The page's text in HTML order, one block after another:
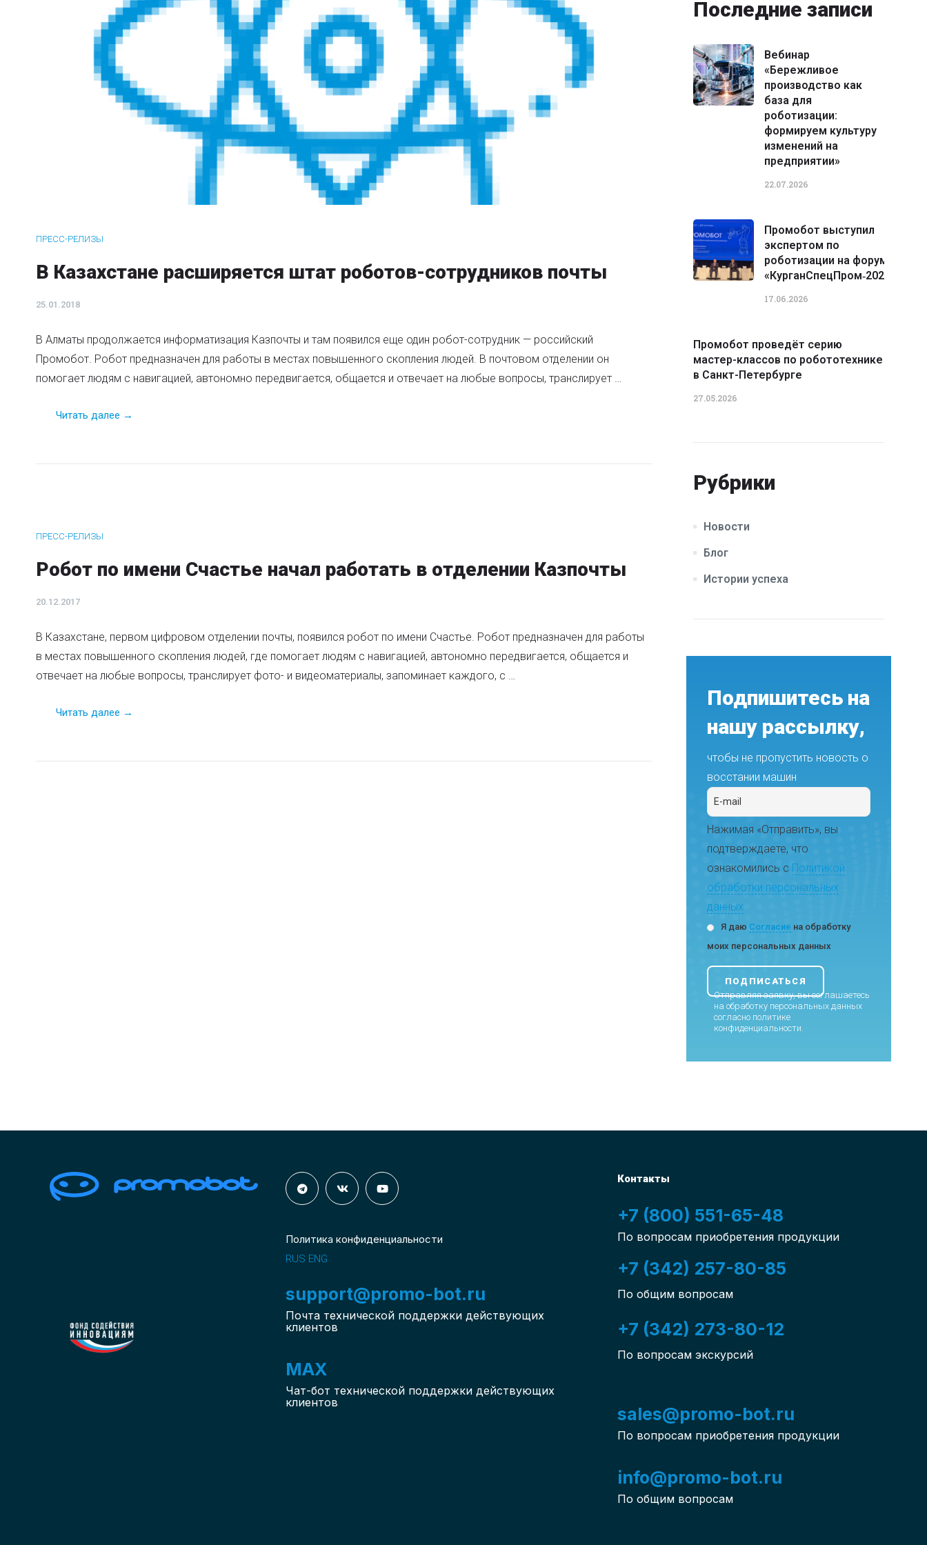
ПРЕСС-РЕЛИЗЫ
В Казахстане расширяется штат роботов-сотрудников почты
25.01.2018
В Алматы продолжается информатизация Казпочты и там появился еще один робот-сотрудник — российский
Промобот. Робот предназначен для работы в местах повышенного скопления людей. В почтовом отделении он
помогает людям с навигацией, автономно передвигается, общается и отвечает на любые вопросы, транслирует …
Читать далее →
ПРЕСС-РЕЛИЗЫ
Робот по имени Счастье начал работать в отделении Казпочты
20.12.2017
В Казахстане, первом цифровом отделении почты, появился робот по имени Счастье. Робот предназначен для работы
в местах повышенного скопления людей, где помогает людям с навигацией, автономно передвигается, общается и
отвечает на любые вопросы, транслирует фото- и видеоматериалы, запоминает каждого, с …
Читать далее →
Последние записи
Вебинар
«Бережливое
производство как
база для
роботизации:
формируем культуру
изменений на
предприятии»
22.07.2026
Промобот выступил
экспертом по
роботизации на форуме
«КурганСпецПром‑2026»
17.06.2026
Промобот проведёт серию
мастер-классов по робототехнике
в Санкт-Петербурге
27.05.2026
Рубрики
Новости
Блог
Истории успеха
Подпишитесь на
нашу рассылку,
чтобы не пропустить новость о
восстании машин
Нажимая «Отправить», вы
подтверждаете, что
ознакомились с Политикой
обработки персональных
данных
Я даю Согласие на обработку
моих персональных данных
Отправляя заявку, вы соглашаетесь
на обработку персональных данных
согласно политике
конфиденциальности.
Политика конфиденциальности
RUS ENG
support@promo-bot.ru
Почта технической поддержки действующих
клиентов
MAX
Чат-бот технической поддержки действующих
клиентов
Контакты
+7 (800) 551-65-48
По вопросам приобретения продукции
+7 (342) 257-80-85
По общим вопросам
+7 (342) 273-80-12
По вопросам экскурсий
sales@promo-bot.ru
По вопросам приобретения продукции
info@promo-bot.ru
По общим вопросам